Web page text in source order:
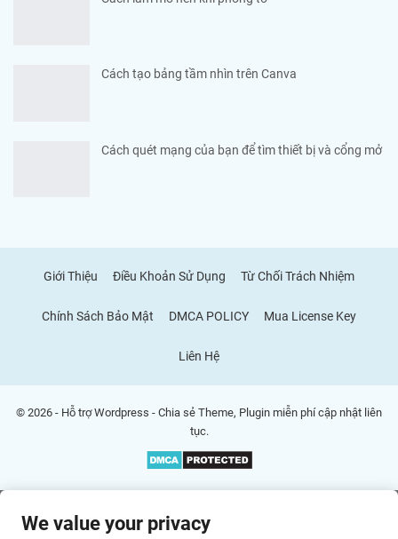
Cách tạo bảng tầm nhìn trên Canva
Cách quét mạng của bạn để tìm thiết bị và cổng mở
Giới Thiệu Điều Khoản Sử Dụng Từ Chối Trách Nhiệm
Chính Sách Bảo Mật DMCA POLICY Mua License Key
Liên Hệ
© 2026 - Hỗ trợ Wordpress - Chia sẻ Theme, Plugin miễn phí cập nhật liên
tục.
We value your privacy